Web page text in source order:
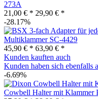
273A
21,00 € * 29,90 € *
-28.17%
Multiklammer SC-4429
45,90 € * 63,90 € *
Kunden kauften auch
Kunden haben sich ebenfalls
-6.69%
Cowbell Halter mit Klammer